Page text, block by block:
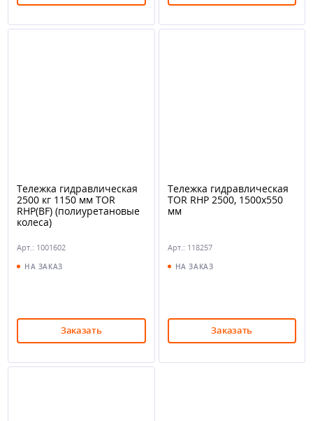
Тележка гидравлическая
2500 кг 1150 мм TOR
RHP(BF) (полиуретановые
колеса)
Арт.: 1001602
НА ЗАКАЗ
Заказать
Тележка гидравлическая
TOR RHP 2500, 1500х550
мм
Арт.: 118257
НА ЗАКАЗ
Заказать